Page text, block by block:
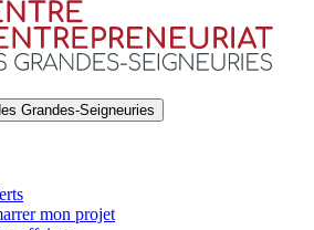
Grandes-Seigneuries
mon projet